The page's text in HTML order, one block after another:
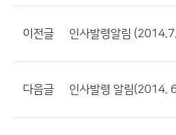
이전글 인사발령알림
다음글 인사발령 알림(2014.